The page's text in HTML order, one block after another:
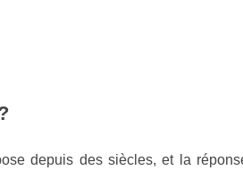
depuis des siècles, et la